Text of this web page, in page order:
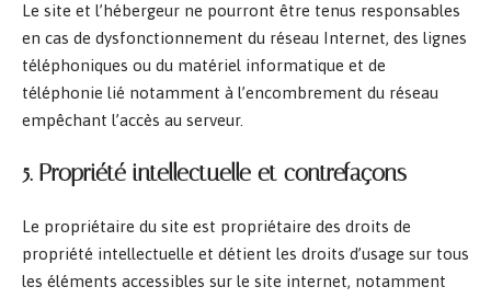
Le site et l’hébergeur ne pourront être tenus responsables
en cas de dysfonctionnement du réseau Internet, des lignes
téléphoniques ou du matériel informatique et de
téléphonie lié notamment à l’encombrement du réseau
empêchant l’accès au serveur.
5. Propriété intellectuelle et contrefaçons
Le propriétaire du site est propriétaire des droits de
propriété intellectuelle et détient les droits d’usage sur tous
les éléments accessibles sur le site internet, notamment